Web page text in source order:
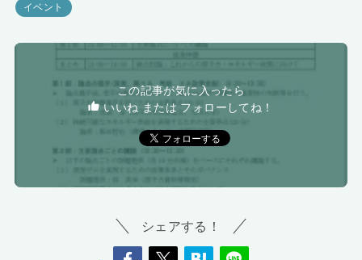
イベント
この記事が気に入ったら
いいね または フォローしてね！
シェアする！